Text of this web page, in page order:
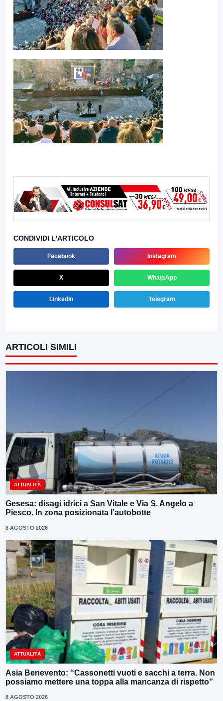
CONDIVIDI L'ARTICOLO
Facebook Instagram
X WhatsApp
LinkedIn Telegram
ARTICOLI SIMILI
ATTUALITÀ
Gesesa: disagi idrici a San Vitale e Via S. Angelo a
Piesco. In zona posizionata l’autobotte
8 AGOSTO 2026
ATTUALITÀ
Asia Benevento: “Cassonetti vuoti e sacchi a terra. Non
possiamo mettere una toppa alla mancanza di rispetto”
8 AGOSTO 2026